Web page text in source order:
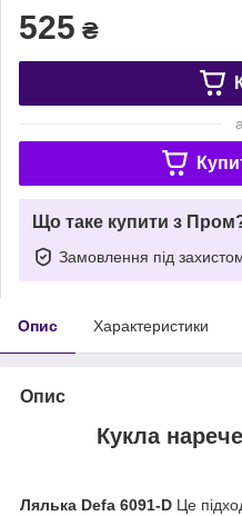
525 ₴
Що таке купити з
Замовлення під
Опис Характеристики
Опис
Кукла
Лялька Defa 6091-D Це